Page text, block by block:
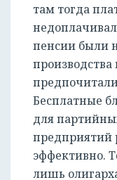
там тогда
пенсии были
Бесплатные
для
предприятий
эффективно.
лишь